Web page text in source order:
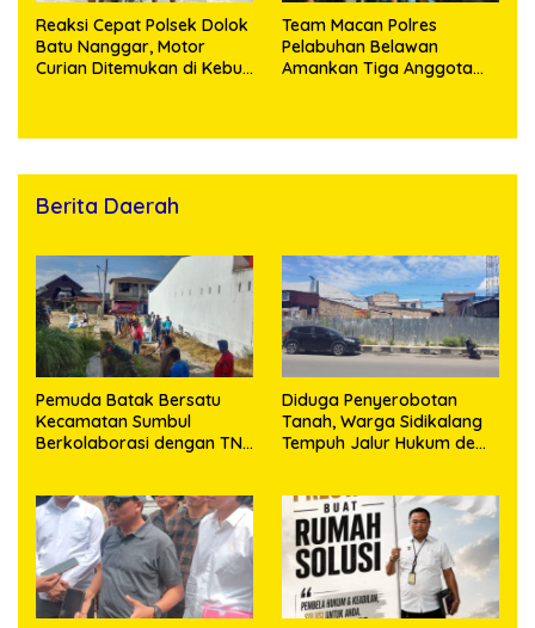
Reaksi Cepat Polsek Dolok
Batu Nanggar, Motor
Curian Ditemukan di Kebun
Team Macan Polres
Pelabuhan Belawan
Amankan Tiga Anggota
Berita Daerah
Pemuda Batak Bersatu
Kecamatan Sumbul
Berkolaborasi dengan TNI
023/KS dan HUT Ke-81
Kemerdekaan RI
Diduga Penyerobotan
Tanah, Warga Sidikalang
Tempuh Jalur Hukum demi